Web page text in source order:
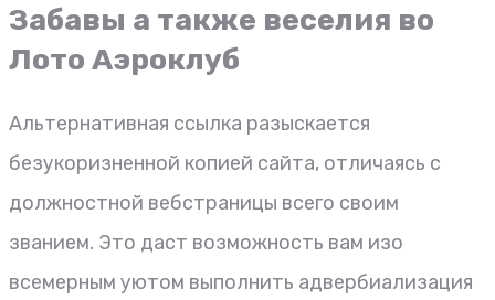
Забавы а также веселия во
Лото Аэроклуб
Альтернативная ссылка разыскается
безукоризненной копией сайта, отличаясь с
должностной вебстраницы всего своим
званием. Это даст возможность вам изо
всемерным уютом выполнить адвербиализация